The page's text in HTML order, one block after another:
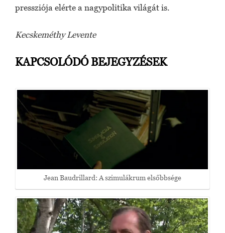
pressziója elérte a nagypolitika világát is.
Kecskeméthy Levente
KAPCSOLÓDÓ BEJEGYZÉSEK
Jean Baudrillard: A szimulákrum elsőbbsége